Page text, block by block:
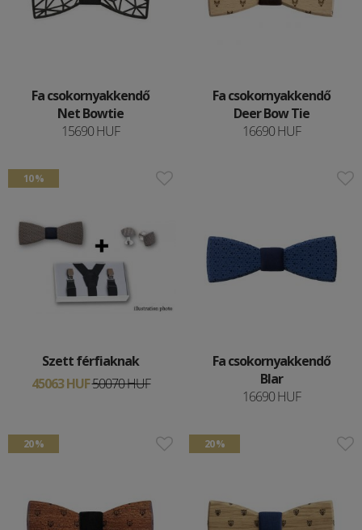
Fa csokornyakkendő
Net Bowtie
15690 HUF
Fa csokornyakkendő
Deer Bow Tie
16690 HUF
10 %
Szett férfiaknak
45063 HUF50070 HUF
Fa csokornyakkendő
Blar
16690 HUF
20 % 20 %